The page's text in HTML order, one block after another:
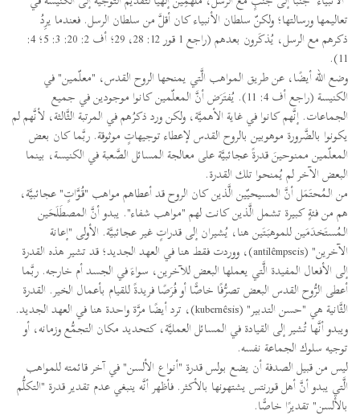
تعاليمها ورسالتها؛ ولكنّ سلطان الأنبياء كان أقلَّ من سلطان الرسل. فعندما يرِدُ
ذكرهم مع الرسل، يُذكَرون بعدهم (راجع 1 قور 12: 28، 29؛ أف 2: 20: 3: 5؛ 4:
11).
وضع الله أيضًا، عن طريق المواهب الَّتي يمنحها الروح القدس، "معلّمين" في
الكنيسة (راجع أف 4: 11). يُفتَرَض أنَّ المعلّمين كانوا موجودين في جميع
الجماعات. إنَّهم كانوا في غاية الأهميَّة، ولكن ورد ذكرُهم في المرتبة الثَّالثة، لأنَّهم لم
يكونوا بالضَّرورة موهوبين بالروح القدس لإعطاء توجيهاتٍ موثوقة. ربَّما كان بعض
المعلّمين ممنوحينَ قدرةً عجائبيَّة على معالجة المسائل الصَّعبة في الكنيسة، بينما
البعض الآخر لم يُمنحوا تلك القدرة.
من الـمُحتَمَل أنَّ المسيحيّين الَّذين كان الروح قد أعطاهم مواهب "قُوَّاتٍ" عجائبيَّة،
هم من فئةٍ كبيرة تشمل الَّذين كانت لهم "مواهب شفاء". يبدو أنَّ المصطَلَحَين
الـمُستَخدَمَين للموهبَتَين هنا، يُشيران إلى قدراتٍ غير عجائبيَّة. الأولى "إعانة
الآخرين" (antilêmpseis)، ووردت فقط هنا في العهد الجديد؛ قد تشير هذه القدرة
إلى الأفعال المفيدة الَّتي يعملها البعض للآخرين، سواءَ في الجسد أم خارجه. ربَّما
أعطى الرُّوح القدس البعض تصرُّفًا خاصًّا أو فُرَصًا فريدةً للقيام بأعمال الخير. القدرة
الثَّانية هي "حسن التدبير" (kubernêsis)، ترد أيضًا مرَّة واحدة هنا في العهد الجديد.
ويبدو أنَّها تُشير إلى القيادة في المسائل العمليَّة، كتحديد مكان التجمُّع وزمانه، أو
توجيه سلوك الجماعة نفسه.
ليس من قبيل الصدفة أن يضع بولس قدرة "أنواع الألسن" في آخر قائمته للمواهب
الَّتي يبدو أنَّ أهل قورنتس يشتهونها بالأكثر. فأظهر أنَّه ينبغي عدم تقدير قدرة "التكلُّم
بالألسن" تقديرًا خاصًّا.